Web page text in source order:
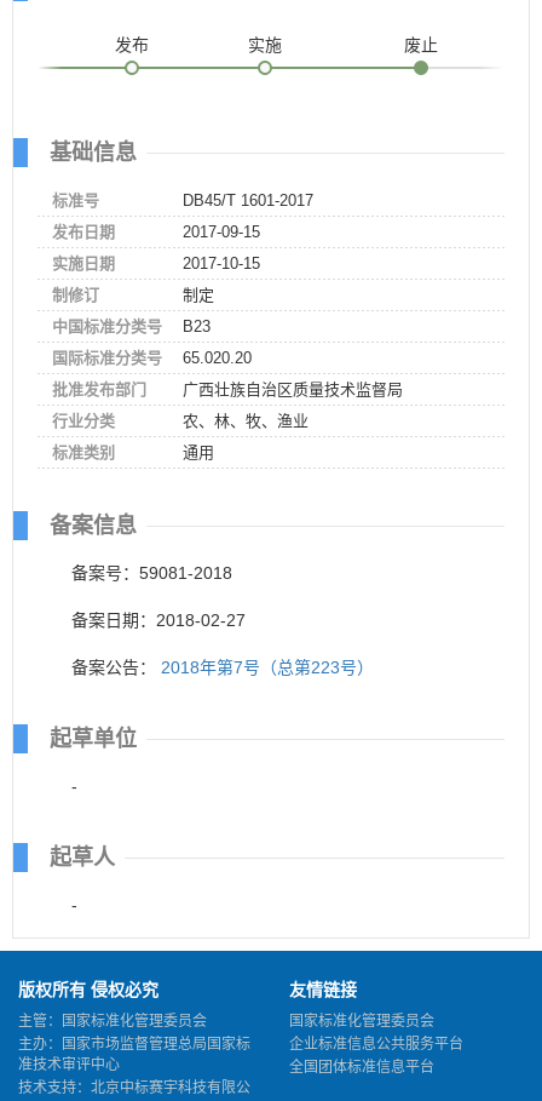
发布 实施 废止
基础信息
标准号
DB45/T 1601-2017
发布日期
2017-09-15
实施日期
2017-10-15
制修订
制定
中国标准分类号
B23
国际标准分类号
65.020.20
批准发布部门
广西壮族自治区质量技术监督局
行业分类
农、林、牧、渔业
标准类别
通用
备案信息
备案号：59081-2018
备案日期：2018-02-27
备案公告： 2018年第7号（总第223号）
起草单位
-
起草人
-
版权所有 侵权必究
主管：国家标准化管理委员会
主办：国家市场监督管理总局国家标
准技术审评中心
技术支持：北京中标赛宇科技有限公
友情链接
国家标准化管理委员会
企业标准信息公共服务平台
全国团体标准信息平台